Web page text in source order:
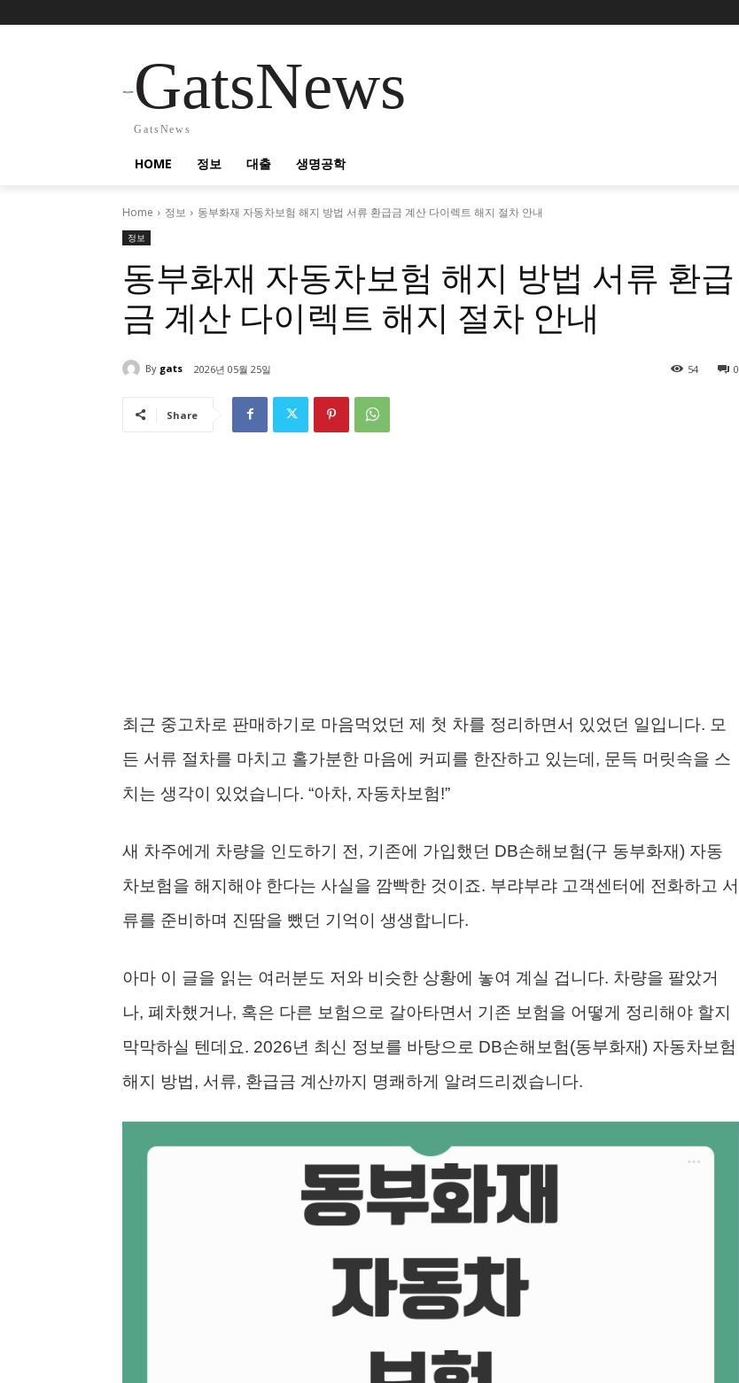
GatsNews
GatsNews
HOME 정보 대출 생명공학
Home 정보 동부화재 자동차보험 해지 방법 서류 환급금 계산 다이렉트 해지 절차 안내
정보
동부화재 자동차보험 해지 방법 서류 환급
금 계산 다이렉트 해지 절차 안내
By gats 2026년 05월 25일 0
54
Share
최근 중고차로 판매하기로 마음먹었던 제 첫 차를 정리하면서 있었던 일입니다. 모
든 서류 절차를 마치고 홀가분한 마음에 커피를 한잔하고 있는데, 문득 머릿속을 스
치는 생각이 있었습니다. “아차, 자동차보험!”
새 차주에게 차량을 인도하기 전, 기존에 가입했던 DB손해보험(구 동부화재) 자동
차보험을 해지해야 한다는 사실을 깜빡한 것이죠. 부랴부랴 고객센터에 전화하고 서
류를 준비하며 진땀을 뺐던 기억이 생생합니다.
아마 이 글을 읽는 여러분도 저와 비슷한 상황에 놓여 계실 겁니다. 차량을 팔았거
나, 폐차했거나, 혹은 다른 보험으로 갈아타면서 기존 보험을 어떻게 정리해야 할지
막막하실 텐데요. 2026년 최신 정보를 바탕으로 DB손해보험(동부화재) 자동차보험
해지 방법, 서류, 환급금 계산까지 명쾌하게 알려드리겠습니다.